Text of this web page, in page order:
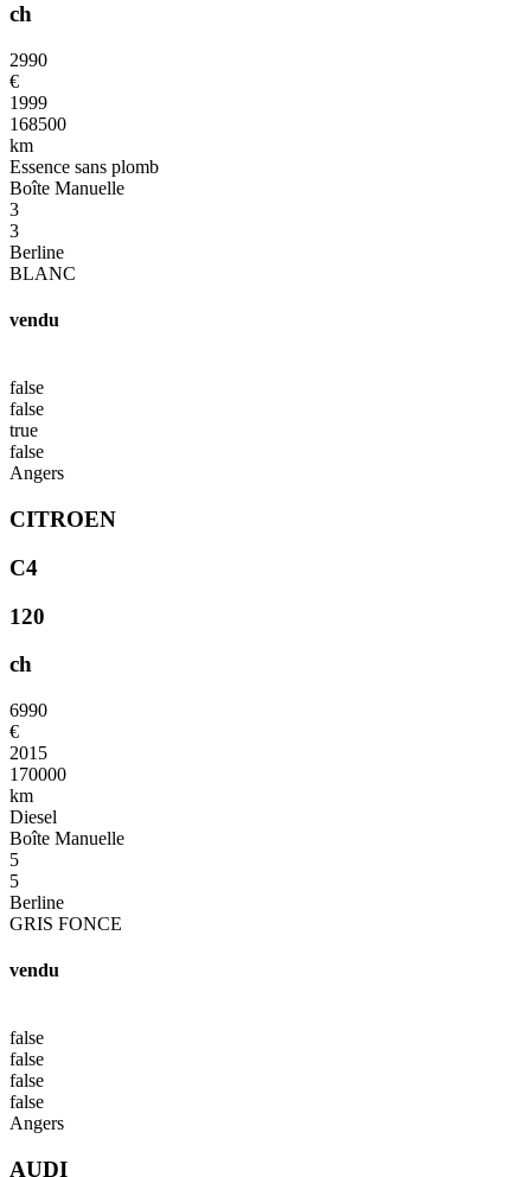
ch
2990
€
1999
168500
km
Essence sans plomb
Boîte Manuelle
3
3
Berline
BLANC
vendu
false
false
true
false
Angers
CITROEN
C4
120
ch
6990
€
2015
170000
km
Diesel
Boîte Manuelle
5
5
Berline
GRIS FONCE
vendu
false
false
false
false
Angers
AUDI